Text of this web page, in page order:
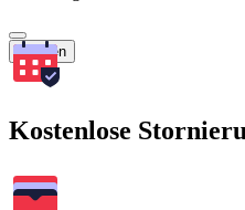
Suchen
Kostenlose